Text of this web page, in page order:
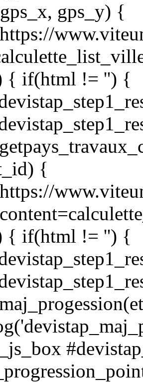
gps_y) {
{ if(html != '') {
{
{ if(html != '') {